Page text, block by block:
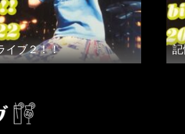
イブ２！！